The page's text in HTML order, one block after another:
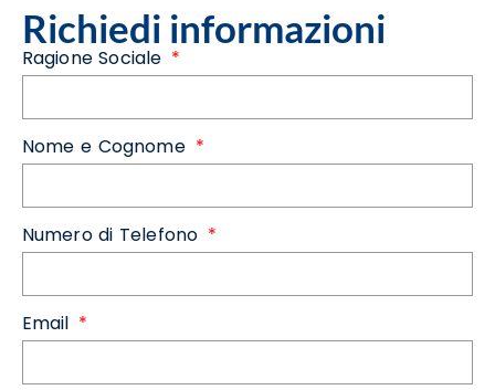
Richiedi informazioni
Ragione Sociale
Nome e Cognome
Numero di Telefono
Email